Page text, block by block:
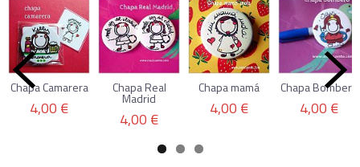
Chapa Camarera
4,00 €
Chapa Real
Madrid
4,00 €
Chapa mamá
4,00 €
Chapa Bombero
4,00 €